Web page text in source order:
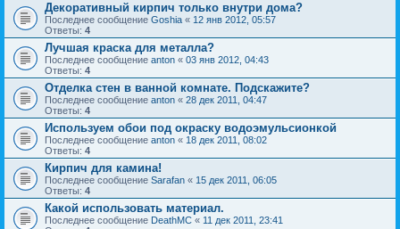
Декоративный кирпич только внутри дома?
Последнее сообщение Goshia « 12 янв 2012, 05:57
Ответы: 4
Лучшая краска для металла?
Последнее сообщение anton « 03 янв 2012, 04:43
Ответы: 4
Отделка стен в ванной комнате. Подскажите?
Последнее сообщение anton « 28 дек 2011, 04:47
Ответы: 4
Используем обои под окраску водоэмульсионкой
Последнее сообщение anton « 18 дек 2011, 08:02
Ответы: 4
Кирпич для камина!
Последнее сообщение Sarafan « 15 дек 2011, 06:05
Ответы: 4
Какой использовать материал.
Последнее сообщение DeathMC « 11 дек 2011, 23:41